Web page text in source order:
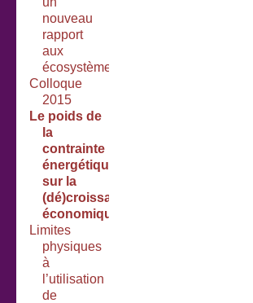
nouveau
rapport
aux
écosystèmes
Colloque
2015
Le poids de
la
contrainte
énergétique
sur la
(dé)croissance
économique
Limites
physiques
à
l’utilisation
de